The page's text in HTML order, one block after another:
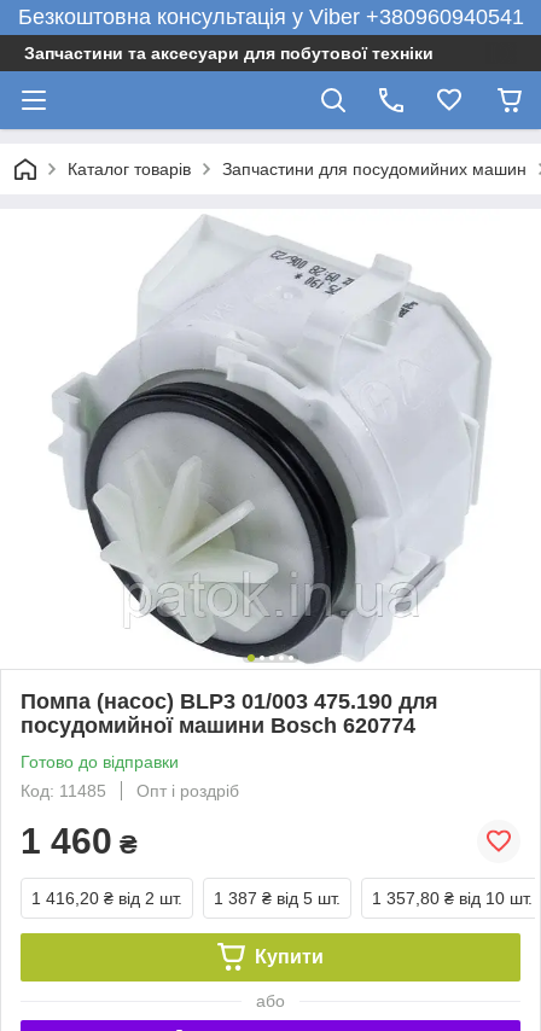
Безкоштовна консультація у Viber +380960940541
Запчастини та аксесуари для побутової техніки
Каталог товарів Запчастини для посудомийних машин
Помпа (насос) BLP3 01/003 475.190 для
посудомийної машини Bosch 620774
Готово до відправки
Код: 11485
Опт і роздріб
1 460 ₴
1 416,20 ₴ від 2 шт. 1 387 ₴ від 5 шт. 1 357,80 ₴ від 10 шт.
Купити
або